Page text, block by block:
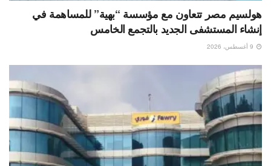
هولسيم مصر تتعاون مع مؤسسة “بهية” للمساهمة في
إنشاء المستشفى الجديد بالتجمع الخامس